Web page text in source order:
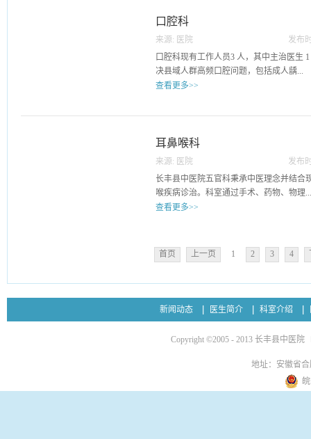
术进行治疗。但那些在输尿管内停留时间
结石治疗效果较差。体积较大如直经2厘
果不理想的结石，可改用输尿管镜钬激
石：一般可采用体外冲击波碎石治疗。对
情况区别处理。5、后尿道结石：经尿道
患，如严重的高血压、脑溢血、心力衰竭
宜碎石。 3、未控制的糖尿病，在碎石前
难以控制的严重尿路感染。 4、妊娠妇女
不宜碎石，以...
镜的检查，使患者在舒适、无痛觉的状态
除了内窥镜操作带来的各种不适及痛苦体
口腔科
来源: 医院
发布
24
口腔科现有工作人员3 人，其中主治医生
决县域人群高频口腔问题，包括成人龋...
通过中医整体辨证的方法开展口腔特色疗
剂型治疗复发性口疮，牙龈肿痛等疾病
免疫力，对口腔疾病的发生进行提前干预
确患者体质，制定个性化的诊疗方案口腔
身健康的基石”，不仅致力于解决患者当
做扎实，让县城乡亲不用跑市区，在家
查看更多>>
耳鼻喉科
来源: 医院
发布
24
长丰县中医院五官科秉承中医理念并结合
喉疾病诊治。科室通过手术、药物、物理
富的省中医院专家团队领衔及科室主任、
业方向诊疗，实现优质化、一体化医疗服
镜检查系统等专业设备。三、科室特色
等。耳鼻喉方面：对治疗外耳道、中耳
验丰富。开展耵聍冲洗、耳道、鼻腔、
填塞止血等疗法。同时能运用中医辨证
口服、耳穴压丸、悬灸、中医刮痧、针灸
查看更多>>
首页 上一页 1 2 3 4
新闻动态 医生简介 科室介绍
Copyright ©2005 - 2013 长丰县中医院
地址：安徽省